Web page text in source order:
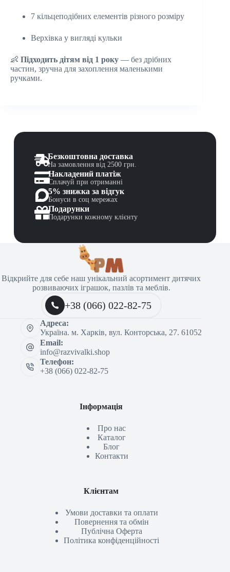
7 кільцеподібних елементів різного розміру
Верхівка у вигляді кульки
👶 Підходить дітям від 1 року — без дрібних
частин, зручна для захоплення маленькими
ручками.
Безкоштовна доставка
На замовлення від 2500 грн.
Накладений платіж
Сплачуй при отриманні
5% знижка за відгук
Бонуси в соц мережах
Подарунки
Подарунки кожному клієнту
Відкрийте для себе наш унікальний асортимент дитячих
розвиваючих іграшок, пазлів та меблів.
+38 (066) 022-82-75
Адреса:
Україна. м. Харків, вул. Конторська, 27. 61052
Email:
info@razvivalki.shop
Телефон:
+38 (066) 022-82-75
Інформація
Про нас
Каталог
Блог
Контакти
Клієнтам
Умови доставки та оплати
Повернення та обмін
Публічна Оферта
Політика конфіденційності